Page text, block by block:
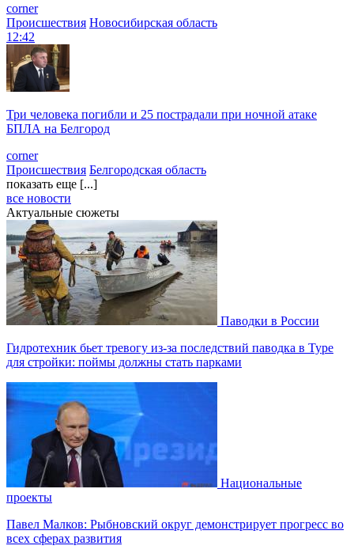
corner
Происшествия Новосибирская область
12:42
Три человека погибли и 25 пострадали при ночной атаке
БПЛА на Белгород
corner
Происшествия Белгородская область
показать еще [...]
все новости
Актуальные сюжеты
Паводки в России
Гидротехник бьет тревогу из-за последствий паводка в Туре
для стройки: поймы должны стать парками
Национальные
проекты
Павел Малков: Рыбновский округ демонстрирует прогресс во
всех сферах развития